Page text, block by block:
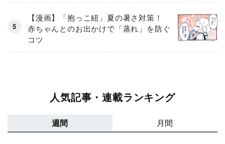
【漫画】「抱っこ紐」夏の暑さ対策！
赤ちゃんとのお出かけで「蒸れ」を防ぐ
コツ
人気記事・連載ランキング
週間 月間